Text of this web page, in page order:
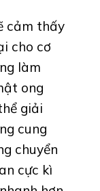
cảm thấy
cho cơ
làm
ong
giải
cung
chuyển
cực kì